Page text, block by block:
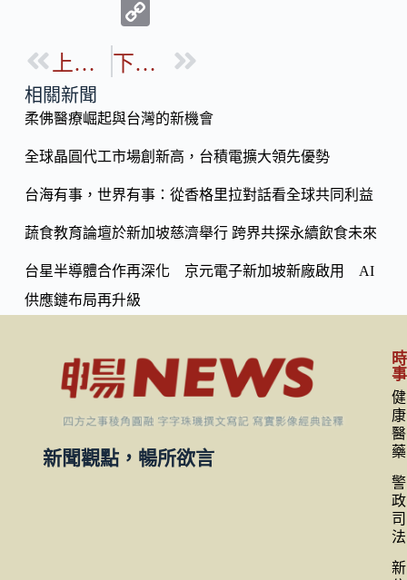
b
o
k
p
Li
n
k
上一篇 下一篇
相關新聞
柔佛醫療崛起與台灣的新機會
全球晶圓代工市場創新高，台積電擴大領先優勢
台海有事，世界有事：從香格里拉對話看全球共同利益
蔬食教育論壇於新加坡慈濟舉行 跨界共探永續飲食未來
台星半導體合作再深化 京元電子新加坡新廠啟用 AI
供應鏈布局再升級
新聞觀點，暢所欲言
時
事
健
康
醫
藥
警
政
司
法
新